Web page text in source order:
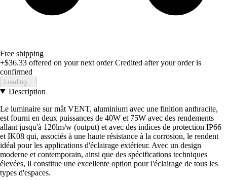
Free shipping
+$36.33 offered on your next order Credited after your order is
confirmed
Loading...
Description
Le luminaire sur mât VENT, aluminium avec une finition anthracite,
est fourni en deux puissances de 40W et 75W avec des rendements
allant jusqu'à 120lm/w (output) et avec des indices de protection IP66
et IK08 qui, associés à une haute résistance à la corrosion, le rendent
idéal pour les applications d'éclairage extérieur. Avec un design
moderne et contemporain, ainsi que des spécifications techniques
élevées, il constitue une excellente option pour l'éclairage de tous les
types d'espaces.